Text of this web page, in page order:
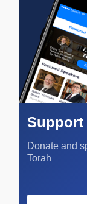
Support
Donate and
Torah